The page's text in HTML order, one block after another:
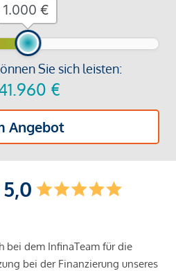
Sie sich leisten:
€
Angebot
€
5,0
bei dem InfinaTeam für die
bei der Finanzierung unseres